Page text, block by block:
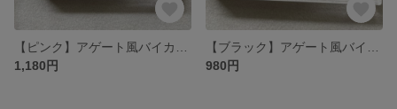
1,180円
980円